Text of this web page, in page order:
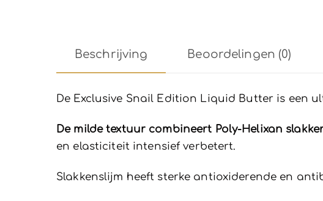
Beschrijving Beoordelingen (0)
De Exclusive Snail Edition Liquid Butter is een
De milde textuur combineert Poly-Helixan
en elasticiteit intensief verbetert.
Slakkenslijm heeft sterke antioxiderende en